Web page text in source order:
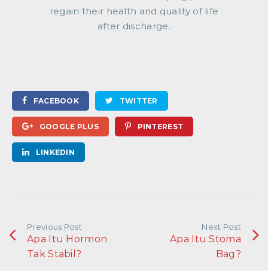
regain their health and quality of life
after discharge.
FACEBOOK TWITTER
GOOGLE PLUS PINTEREST
LINKEDIN
Previous Post
Apa Itu Hormon
Tak Stabil?
Next Post
Apa Itu Stoma
Bag?